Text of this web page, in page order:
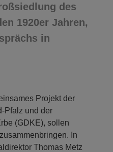
des
1920er Jahren,
in
Projekt der
Pfalz und der
(GDKE), sollen
In
Thomas Metz